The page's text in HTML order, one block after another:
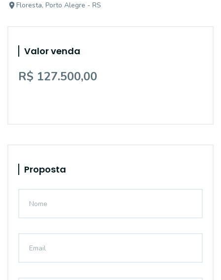
Floresta, Porto Alegre - RS
Valor venda
R$ 127.500,00
Proposta